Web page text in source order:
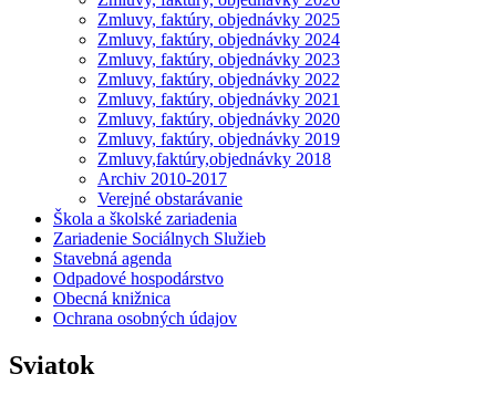
Zmluvy, faktúry, objednávky 2025
Zmluvy, faktúry, objednávky 2024
Zmluvy, faktúry, objednávky 2023
Zmluvy, faktúry, objednávky 2022
Zmluvy, faktúry, objednávky 2021
Zmluvy, faktúry, objednávky 2020
Zmluvy, faktúry, objednávky 2019
Zmluvy,faktúry,objednávky 2018
Archiv 2010-2017
Verejné obstarávanie
Škola a školské zariadenia
Zariadenie Sociálnych Služieb
Stavebná agenda
Odpadové hospodárstvo
Obecná knižnica
Ochrana osobných údajov
Sviatok